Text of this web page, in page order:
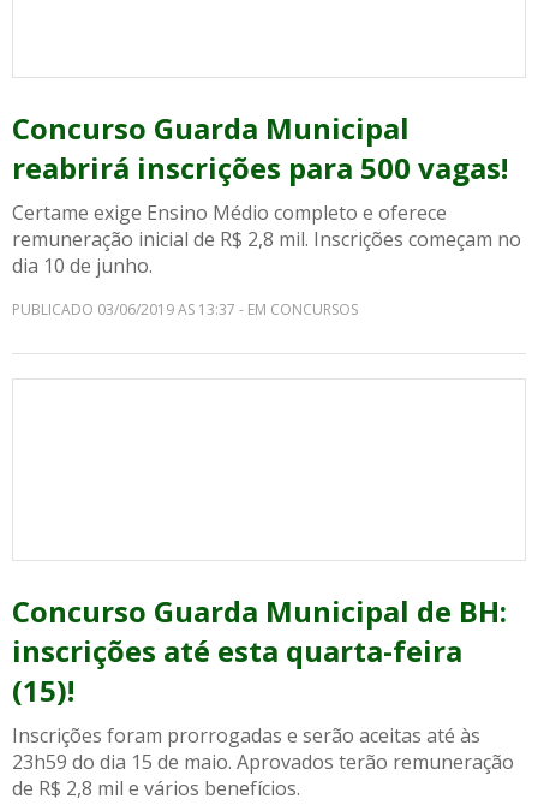
Concurso Guarda Municipal
reabrirá inscrições para 500 vagas!
Certame exige Ensino Médio completo e oferece
remuneração inicial de R$ 2,8 mil. Inscrições começam no
dia 10 de junho.
PUBLICADO 03/06/2019 AS 13:37 - EM CONCURSOS
Concurso Guarda Municipal de BH:
inscrições até esta quarta-feira
(15)!
Inscrições foram prorrogadas e serão aceitas até às
23h59 do dia 15 de maio. Aprovados terão remuneração
de R$ 2,8 mil e vários benefícios.